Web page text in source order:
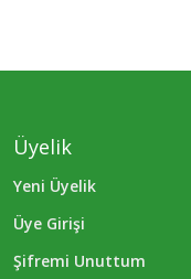
Üyelik
Yeni Üyelik
Üye Girişi
Şifremi Unuttum